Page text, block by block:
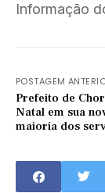
Informação
POSTAGEM
Prefeito de
Natal em sua
maioria dos